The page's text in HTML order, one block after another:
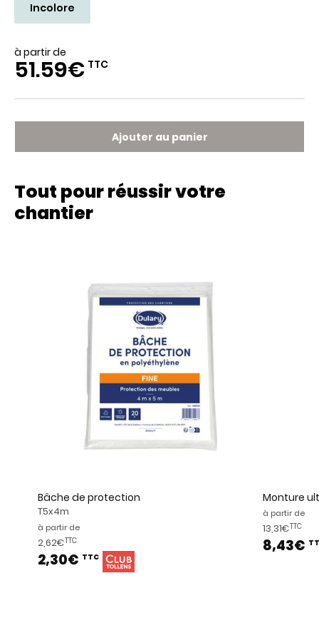
Incolore
à partir de
51.59€ TTC
Ajouter au panier
Tout pour réussir votre
chantier
Bâche de protection
T5x4m
à partir de
2,62€TTC
2,30€ TTC
Monture
à partir de
13,31€TTC
8,43€